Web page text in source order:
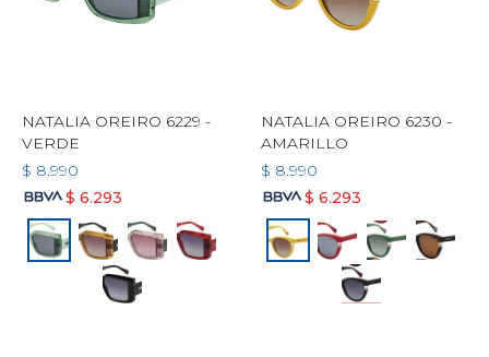
NATALIA OREIRO 6229 -
VERDE
$ 8.990
$ 6.293
NATALIA OREIRO 6230 -
AMARILLO
$ 8.990
$ 6.293